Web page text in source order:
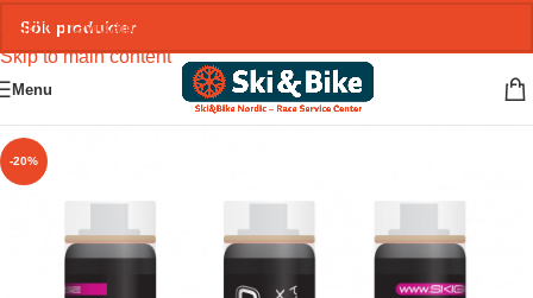
Skip to navigation
Skip to main content
Menu
-20%